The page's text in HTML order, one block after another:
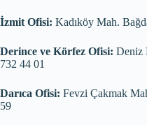
İzmit Ofisi: Kadıköy Mah.
Derince ve Körfez Ofisi: Deniz
732 44 01
Darıca Ofisi: Fevzi Çakmak
59